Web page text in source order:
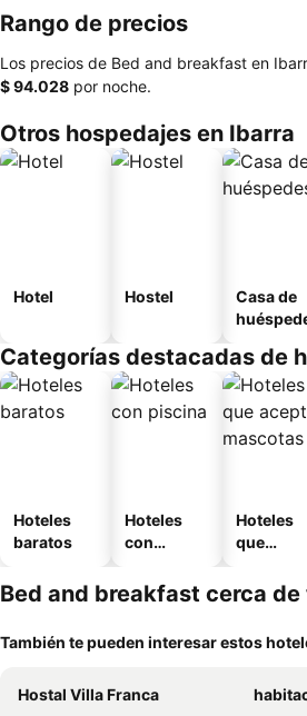
Rango de precios
Los precios de Bed and breakfast en
‎$ 94.028 por noche.
Otros hospedajes en Ibarra
Hotel Hostel
Casa de
Categorías destacadas de
Hoteles
baratos
Hoteles
con
Hoteles
que
Bed and breakfast cerca de
También te pueden interesar estos
Hostal Villa Franca